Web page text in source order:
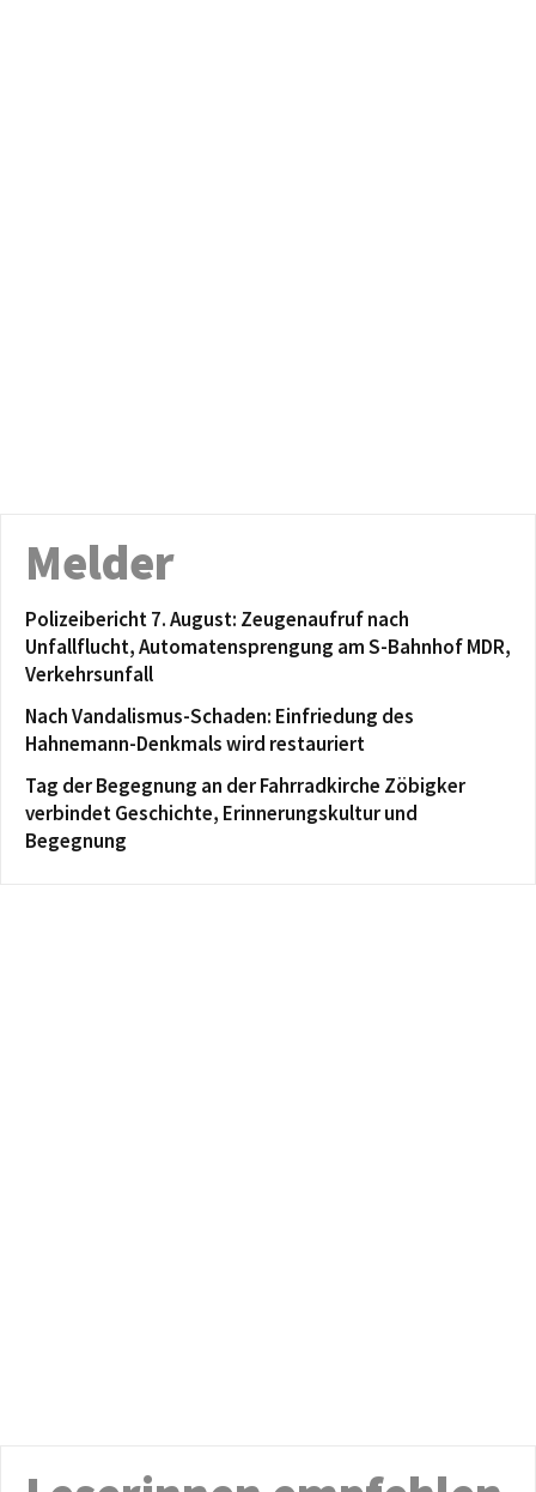
Melder
Polizeibericht 7. August: Zeugenaufruf nach
Unfallflucht, Automatensprengung am S-Bahnhof MDR,
Verkehrsunfall
Nach Vandalismus-Schaden: Einfriedung des
Hahnemann-Denkmals wird restauriert
Tag der Begegnung an der Fahrradkirche Zöbigker
verbindet Geschichte, Erinnerungskultur und
Begegnung